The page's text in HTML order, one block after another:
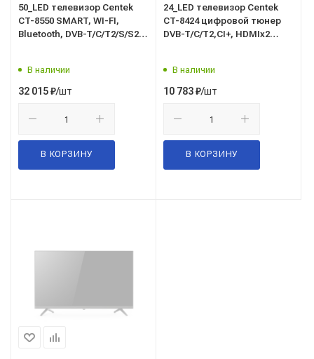
50_LED телевизор Centek
CT-8550 SMART, WI-FI,
Bluetooth, DVB-T/C/T2/S/S2,
В наличии
32 015₽/шт
В КОРЗИНУ
24_LED телевизор Centek
CT-8424 цифровой тюнер
DVB-T/C/T2,CI+, HDMIx2
В наличии
10 783₽/шт
В КОРЗИНУ